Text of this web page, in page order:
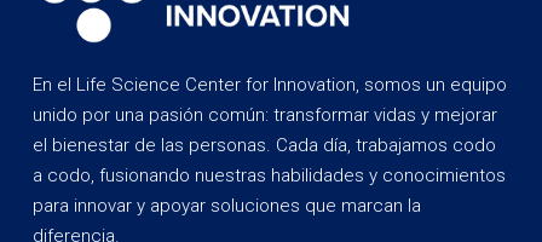
En el Life Science Center for Innovation, somos un equipo
unido por una pasión común: transformar vidas y mejorar
el bienestar de las personas. Cada día, trabajamos codo
a codo, fusionando nuestras habilidades y conocimientos
para innovar y apoyar soluciones que marcan la
diferencia.